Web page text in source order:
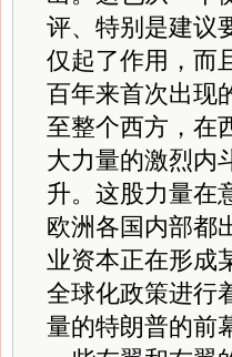
评、特别是建议
仅起了作用，而
百年来首次出现
至整个西方，在
大力量的激烈内
升。这股力量在
欧洲各国内部都
业资本正在形成
全球化政策进行
量的特朗普的前